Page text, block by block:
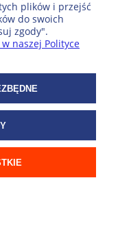
plików i przejść
do swoich
zgody".
naszej Polityce